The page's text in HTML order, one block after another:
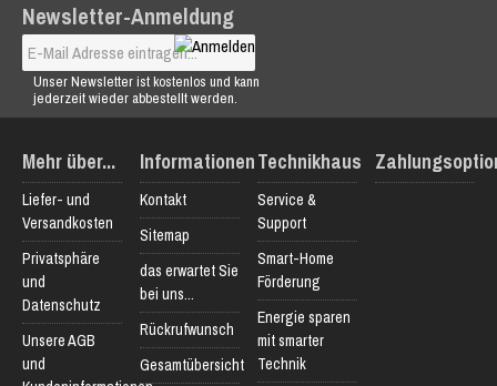
Newsletter-Anmeldung
Unser Newsletter ist kostenlos und kann
jederzeit wieder abbestellt werden.
Mehr über...
Liefer- und
Versandkosten
Privatsphäre
und
Datenschutz
Unsere AGB
und
Informationen
Kontakt
Sitemap
das erwartet Sie
bei uns...
Rückrufwunsch
Gesamtübersicht
Technikhaus
Service &
Support
Smart-Home
Förderung
Energie sparen
mit smarter
Technik